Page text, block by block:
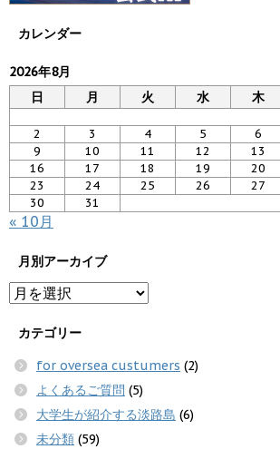
カレンダー
2026年8月
日
月 火 水 木
2
3 4 5 6
9
10 11 12 13
16
17 18 19 20
23
24 25 26 27
30
31
« 10月
月別アーカイブ
カテゴリー
for oversea custumers (2)
よくあるご質問 (5)
大学生が紹介する淡路島 (6)
未分類 (59)